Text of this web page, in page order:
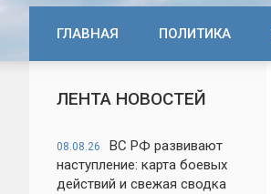
ГЛАВНАЯ ПОЛИТИКА
ЛЕНТА НОВОСТЕЙ
08.08.26
ВС РФ развивают
наступление: карта боевых
действий и свежая сводка